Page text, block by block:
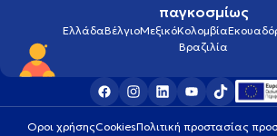
παγκοσμίως
ΕλλάδαΒέλγιοΜεξικόΚολομβία
Βραζιλία
Οροι χρήσηςCookiesΠολιτική προστασίας